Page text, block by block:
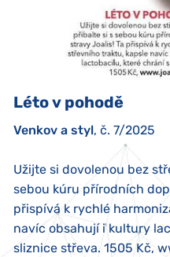
Léto v pohodě
Venkov a styl, č. 7/2025
Užijte si dovolenou bez
sebou kúru přírodních
přispívá k rychlé
navíc obsahují i kultury
sliznice střeva. 1505 Kč,